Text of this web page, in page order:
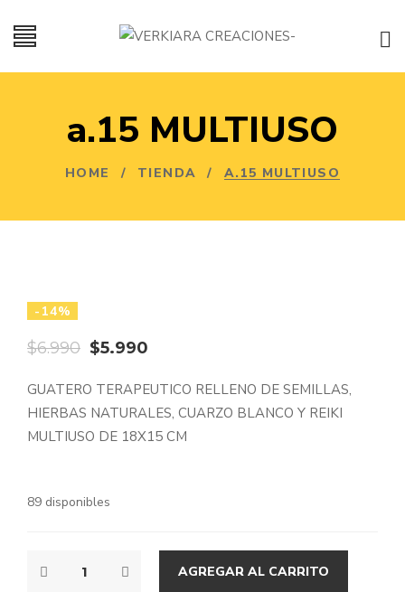
a.15 MULTIUSO
HOME / TIENDA / A.15 MULTIUSO
-14%
$6.990 El
original
era:
$5.990
actual
es:
GUATERO TERAPEUTICO RELLENO DE SEMILLAS,
HIERBAS NATURALES, CUARZO BLANCO Y REIKI
MULTIUSO DE 18X15 CM
89 disponibles
MULTIUSO
AGREGAR AL CARRITO